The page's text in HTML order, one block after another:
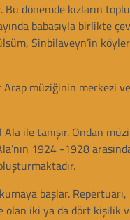
Bu dönemde kızların
babasıyla birlikte
Sinbilaveyn’in
Arap müziğinin merkezi
ile tanışır. Ondan
1924 -1928
başlar. Repertuarı,
olan iki ya da dört kişilik